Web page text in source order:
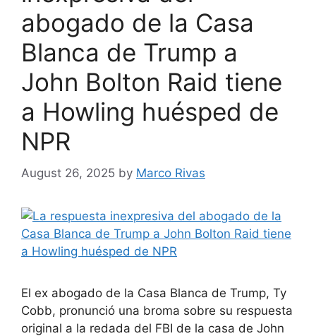
abogado de la Casa
Blanca de Trump a
John Bolton Raid tiene
a Howling huésped de
NPR
August 26, 2025 by Marco Rivas
El ex abogado de la Casa Blanca de Trump, Ty
Cobb, pronunció una broma sobre su respuesta
original a la redada del FBI de la casa de John